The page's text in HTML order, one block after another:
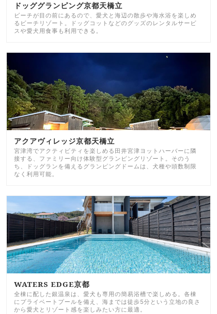
ドッググランピング京都天橋立
ビーチが目の前にあるので、愛犬と海辺の散歩や海水浴を楽しめ
るビーチリゾート。ドッグコットなどのグッズのレンタルサービ
スや愛犬用食事も利用できる。
アクアヴィレッジ京都天橋立
宮津湾でアクティビティを楽しめる田井宮津ヨットハーバーに隣
接する、ファミリー向け体験型グランピングリゾート。そのう
ち、ドッグランを備えるグランピングドームは、犬種や頭数制限
なく利用可能。
WATERS EDGE京都
全棟に配した銀温泉は、愛犬も専用の簡易浴槽で楽しめる。各棟
にプライベートプールを備え、海までは徒歩5分という立地の良さ
から愛犬とリゾート感を楽しみたい方に最適。